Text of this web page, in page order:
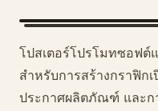
ทักษะ
พรอมต์
โปสเตอร์โปรโมทซอฟต์
สำหรับการสร้างกราฟิก
ประกาศผลิตภัณฑ์ และก